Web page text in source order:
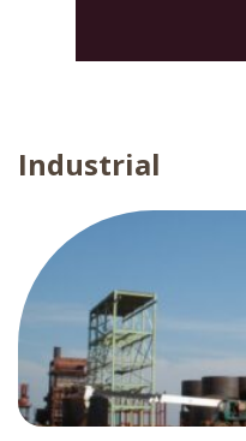
Industrial